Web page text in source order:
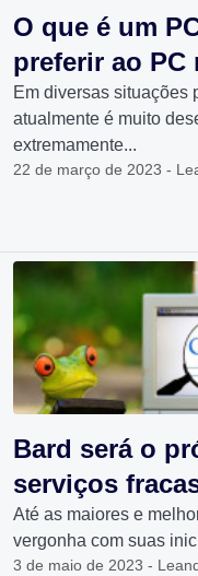
O que é um
preferir ao PC
Em diversas situações
atualmente é muito
extremamente...
22 de março de 2023 -
Bard será o
serviços
Até as maiores e
vergonha com suas
3 de maio de 2023 -